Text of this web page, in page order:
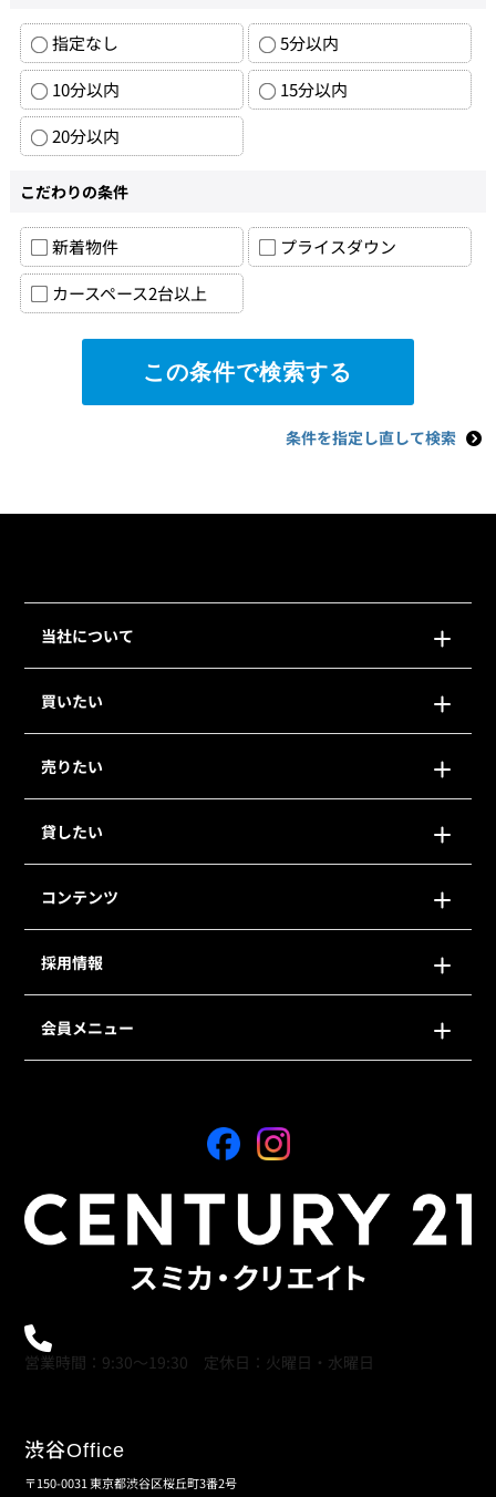
指定なし
5分以内
10分以内
15分以内
20分以内
こだわりの条件
新着物件
プライスダウン
カースペース2台以上
条件を指定し直して検索
当社について
買いたい
売りたい
貸したい
コンテンツ
採用情報
会員メニュー
営業時間：9:30～19:30 定休日：火曜日・水曜日
渋谷Office
〒150-0031 東京都渋谷区桜丘町3番2号